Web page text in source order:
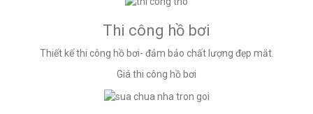
Thi công hồ bơi
Thiết kế thi công hồ bơi- đảm bảo chất lượng đẹp mắt.
Giá thi công hồ bơi